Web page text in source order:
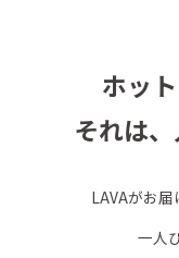
ホッ
それは
LAVAがお届
一人